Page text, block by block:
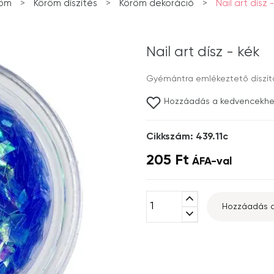
> Köröm díszítés > Köröm dekoráció > Nail art dísz
Nail art dísz - kék
Gyémántra emlékeztető
Hozzáadás a
Cikkszám: 439.11c
205 Ft ÁFA-val
expand_less
expand_more
Hozzáadás